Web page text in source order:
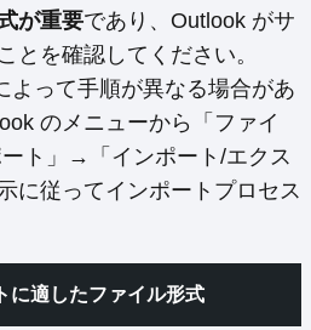
が重要であり、Outlook がサ
とを確認してください。
よって手順が異なる場合があ
のメニューから「ファイ
ト」→「インポート/エクス
に従ってインポートプロセス
に適したファイル形式